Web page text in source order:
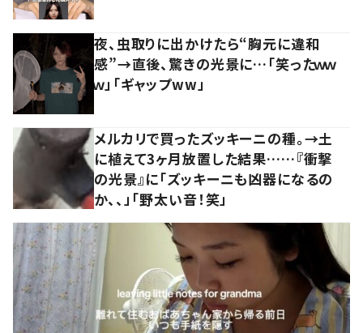
夜、虫取りに出かけたら“胸元に違和
感”→直後、驚きの光景に…「笑ったｗｗ
ｗ」「ギャップww」
メルカリで買ったズッキーニの種。→土
に植えて3ヶ月放置した結果……『衝撃
の光景』に「ズッキーニも凶器になるの
か、、」「野太い音！笑」